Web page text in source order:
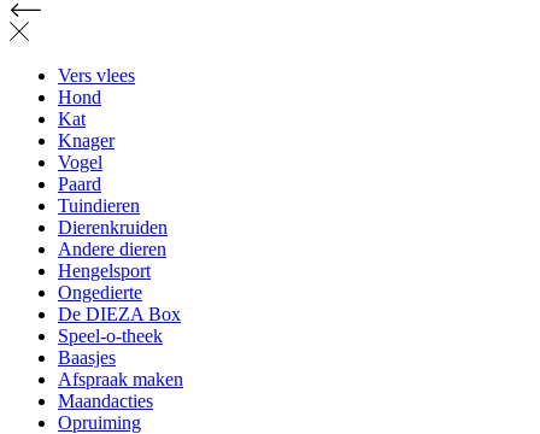
Vers vlees
Hond
Kat
Knager
Vogel
Paard
Tuindieren
Dierenkruiden
Andere dieren
Hengelsport
Ongedierte
De DIEZA Box
Speel-o-theek
Baasjes
Afspraak maken
Maandacties
Opruiming